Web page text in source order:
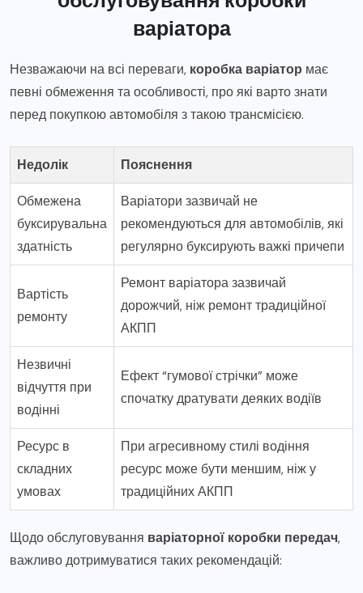
варіатора
Незважаючи на всі переваги, коробка варіатор має
певні обмеження та особливості, про які варто знати
перед покупкою автомобіля з такою трансмісією.
Недолік Пояснення
Обмежена
буксирувальна
здатність
Варіатори зазвичай не
рекомендуються для автомобілів, які
регулярно буксирують важкі причепи
Вартість
ремонту
Ремонт варіатора зазвичай
дорожчий, ніж ремонт традиційної
АКПП
Незвичні
відчуття при
водінні
Ефект “гумової стрічки” може
спочатку дратувати деяких водіїв
Ресурс в
складних
умовах
При агресивному стилі водіння
ресурс може бути меншим, ніж у
традиційних АКПП
Щодо обслуговування варіаторної коробки передач,
важливо дотримуватися таких рекомендацій: